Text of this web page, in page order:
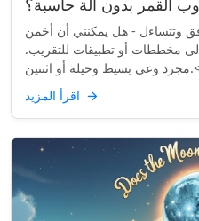
وتتساءل - هل يمكنني أن أخمن
مخططات أو تطبيقات للتقريب.
→